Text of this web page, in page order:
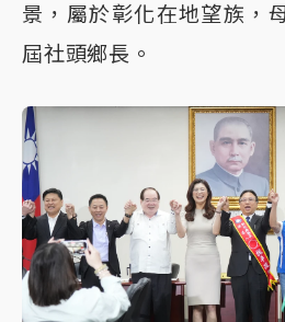
景，屬於彰化在地望族，
屆社頭鄉長。